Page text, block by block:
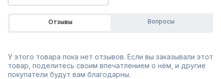
Отзывы Вопросы
У этого товара пока нет отзывов. Если вы заказывали этот
товар, поделитесь своим впечатлением о нём, и другие
покупатели будут вам благодарны.